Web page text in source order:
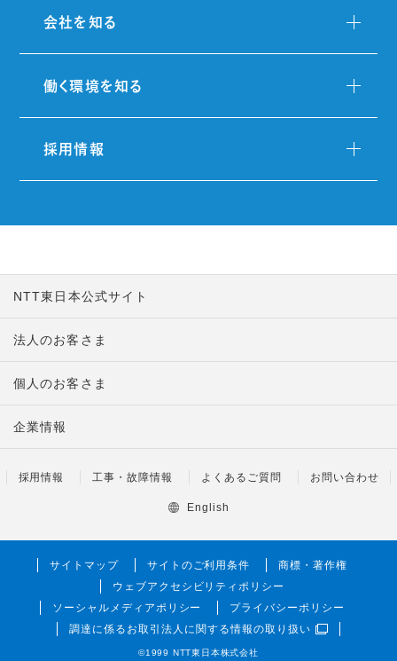
会社を知る
働く環境を知る
採用情報
NTT東日本公式サイト
法人のお客さま
個人のお客さま
企業情報
採用情報 工事・故障情報 よくあるご質問 お問い合わせ
English
サイトマップ サイトのご利用条件
商標・著作権
ウェブアクセシビリティポリシー
ソーシャルメディアポリシー
プライバシーポリシー
調達に係るお取引法人に関する情報の取り扱い
©1999 NTT東日本株式会社